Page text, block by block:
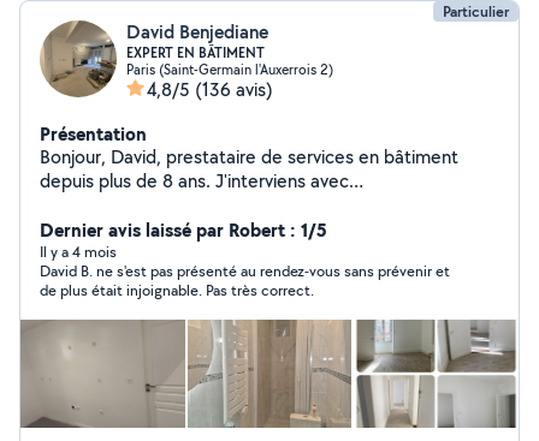
Particulier
David Benjediane
EXPERT EN BÂTIMENT
Paris (Saint-Germain l'Auxerrois 2)
4,8/5 (136 avis)
Présentation
Bonjour, David, prestataire de services en bâtiment
depuis plus de 8 ans. J'interviens avec
montage de cuisine et de meubles, peinture, soudure,
carrelage, maçonnerie, ainsi que la pose, dépose,
ponçage, vitrification et réparation de parquet. Soucieux
du détail et de la qualité, je m'engage à réaliser vos
projets avec sérieux, rapidité et soin. Contactez-moi
pour échanger sur vos besoins et obtenir un
accompagnement sur mesure.
Dernier avis laissé par Robert : 1/5
Il y a 4 mois
David B. ne s'est pas présenté au rendez-vous sans prévenir et
de plus était injoignable. Pas très correct.